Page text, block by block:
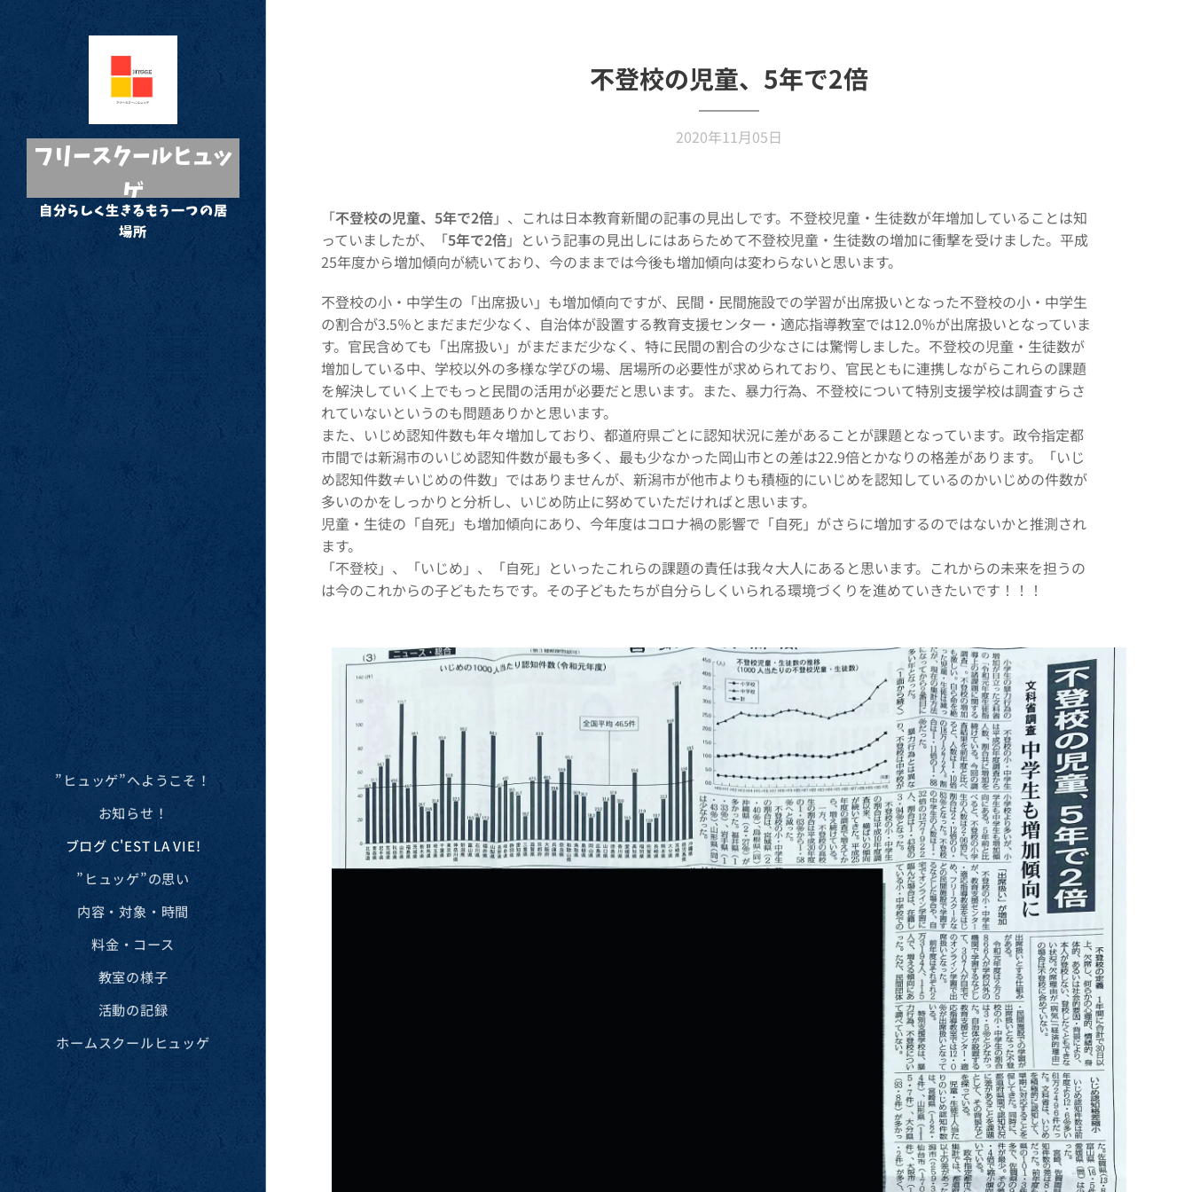
フリースクールヒュッ
ゲ
自分らしく生きるもう一つの居
場所
”ヒュッゲ”へようこそ！
お知らせ！
ブログ C'EST LA VIE!
”ヒュッゲ”の思い
内容・対象・時間
料金・コース
教室の様子
活動の記録
ホームスクールヒュッゲ
不登校の児童、5年で2倍
2020年11月05日
「不登校の児童、5年で2倍」、これは日本教育新聞の記事の見出しです。不登校児童・生徒数が年増加していることは知
っていましたが、「5年で2倍」という記事の見出しにはあらためて不登校児童・生徒数の増加に衝撃を受けました。平成
25年度から増加傾向が続いており、今のままでは今後も増加傾向は変わらないと思います。
不登校の小・中学生の「出席扱い」も増加傾向ですが、民間・民間施設での学習が出席扱いとなった不登校の小・中学生
の割合が3.5％とまだまだ少なく、自治体が設置する教育支援センター・適応指導教室では12.0％が出席扱いとなっていま
す。官民含めても「出席扱い」がまだまだ少なく、特に民間の割合の少なさには驚愕しました。不登校の児童・生徒数が
増加している中、学校以外の多様な学びの場、居場所の必要性が求められており、官民ともに連携しながらこれらの課題
を解決していく上でもっと民間の活用が必要だと思います。また、暴力行為、不登校について特別支援学校は調査すらさ
れていないというのも問題ありかと思います。
また、いじめ認知件数も年々増加しており、都道府県ごとに認知状況に差があることが課題となっています。政令指定都
市間では新潟市のいじめ認知件数が最も多く、最も少なかった岡山市との差は22.9倍とかなりの格差があります。「いじ
め認知件数≠いじめの件数」ではありませんが、新潟市が他市よりも積極的にいじめを認知しているのかいじめの件数が
多いのかをしっかりと分析し、いじめ防止に努めていただければと思います。
児童・生徒の「自死」も増加傾向にあり、今年度はコロナ禍の影響で「自死」がさらに増加するのではないかと推測され
ます。
「不登校」、「いじめ」、「自死」といったこれらの課題の責任は我々大人にあると思います。これからの未来を担うの
は今のこれからの子どもたちです。その子どもたちが自分らしくいられる環境づくりを進めていきたいです！！！